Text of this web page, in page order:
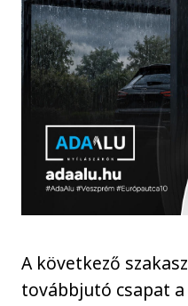
A következő
továbbjutó csapat